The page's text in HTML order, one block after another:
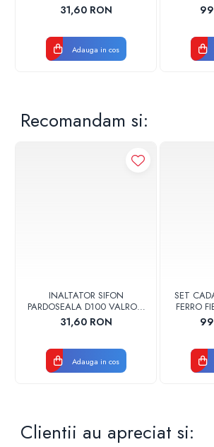
Volum: 6 - 9 l
17001900004
31,60 RON
Adauga in cos
Recomandam si:
INALTATOR SIFON
PARDOSEALA D100 VALROM
17001900004
31,60 RON
Adauga in cos
SET
FERRO
Clientii au apreciat si: